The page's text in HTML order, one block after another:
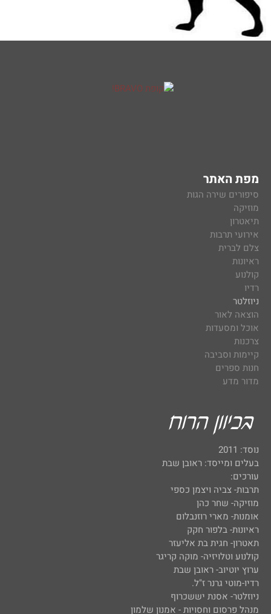
מפת האתר
סיפורים שירה הגות
מוזיקה
תיאטרון
אירועי תרבות
צלם לברית
ראיונות
קולנוע
רדיו
ניוזלטר
הוצאה לאור
אוכל ומסעדות
צרכנות
קיימות וסביבה
חנות ספרים
מדור מדע
נוסד: 2011
בעלים ומייסד: ראובן שבת
עורכים:
תרבות- צביה ויצמן כספי
מוזיקה- שחר כהן
אומנות- מארי רוזנבלום
ראיונות- בלפור חקק
תאטרון- חגית בת אליעזר
קולנוע וטלויזיה- מוקה קריגר
ערוץ יוטיוב- ראובן שבת
רדיו-מוטי גרנר ז"ל.
ניוזלטר- אסנת יששכרוף
מנהל פרסום וחסויות - אמנון שלמון